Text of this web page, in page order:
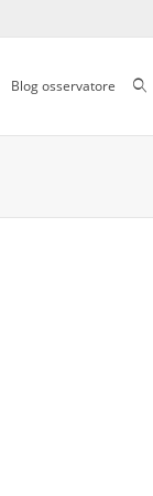
Blog osservatore